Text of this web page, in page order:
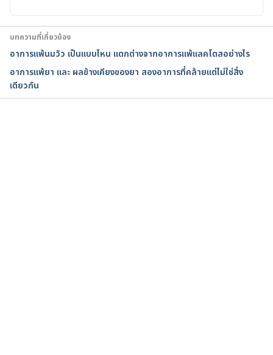
conditions/non-celiac-wheat-gluten-sensitivity/.
Accessed October 30, 2021.
What is Non-Celiac Gluten Sensitivity?.
https://www.beyondceliac.org/celiac-disease/non-
celiac-gluten-sensitivity/what-is-it/. Accessed
บทความที่เกี่ยวข้อง
อาการแพ้นมวัว เป็นแบบไหน แตกต่างจากอาการแพ้แลคโตสอย่างไร
อาการแพ้ยา และ ผลข้างเคียงของยา สองอาการที่คล้ายแต่ไม่ใช่สิ่ง
เดียวกัน